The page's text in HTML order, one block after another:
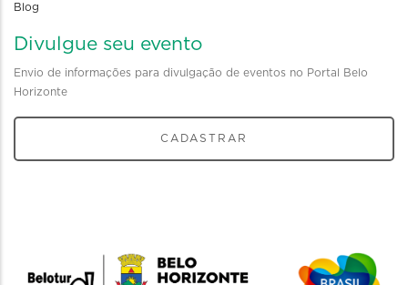
Blog
Divulgue seu evento
Envio de informações para divulgação de eventos no Portal Belo
Horizonte
CADASTRAR